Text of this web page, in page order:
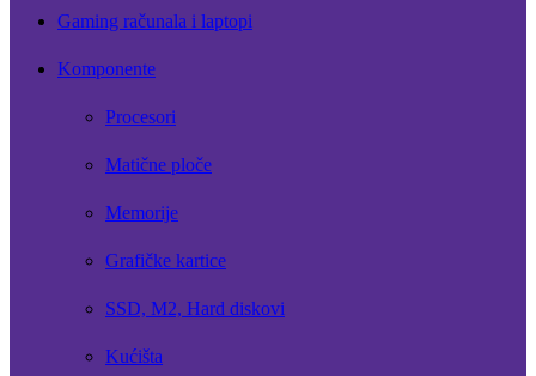
Gaming računala i laptopi
Komponente
Procesori
Matične ploče
Memorije
Grafičke kartice
SSD, M2, Hard diskovi
Kućišta